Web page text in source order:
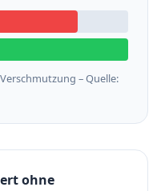
– Quelle:
ohne